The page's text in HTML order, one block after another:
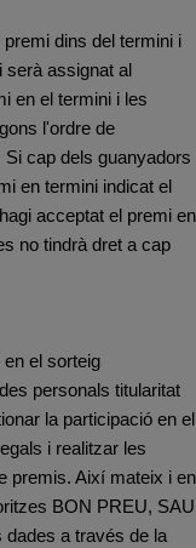
dins del termini i
serà assignat al
en el termini i les
l'ordre de
cap dels guanyadors
en termini indicat el
acceptat el premi en
no tindrà dret a cap
el sorteig
personals titularitat
la participació en el
i realitzar les
premis. Així mateix i en
BON PREU, SAU
dades a través de la